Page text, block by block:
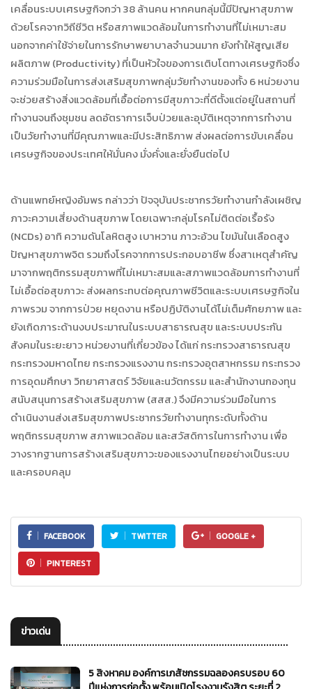
เคลื่อนระบบเศรษฐกิจกว่า 38 ล้านคน หากคนกลุ่มนี้มีปัญหาสุขภาพ
ด้วยโรคจากวิถีชีวิต หรือสภาพแวดล้อมในการทำงานที่ไม่เหมาะสม
นอกจากค่าใช้จ่ายในการรักษาพยาบาลจำนวนมาก ยังทำให้สูญเสีย
ผลิตภาพ (Productivity) ที่เป็นหัวใจของการเติบโตทางเศรษฐกิจซึ่ง
ความร่วมมือในการส่งเสริมสุขภาพกลุ่มวัยทำงานของทั้ง 6 หน่วยงาน
จะช่วยสร้างสิ่งแวดล้อมที่เอื้อต่อการมีสุขภาวะที่ดีตั้งแต่อยู่ในสถานที่
ทำงานจนถึงชุมชน ลดอัตราการเจ็บป่วยและอุบัติเหตุจากการทำงาน
เป็นวัยทำงานที่มีคุณภาพและมีประสิทธิภาพ ส่งผลต่อการขับเคลื่อน
เศรษฐกิจของประเทศให้มั่นคง มั่งคั่งและยั่งยืนต่อไป
ด้านแพทย์หญิงอัมพร กล่าวว่า ปัจจุบันประชากรวัยทำงานกำลังเผชิญ
ภาวะความเสี่ยงด้านสุขภาพ โดยเฉพาะกลุ่มโรคไม่ติดต่อเรื้อรัง
(NCDs) อาทิ ความดันโลหิตสูง เบาหวาน ภาวะอ้วน ไขมันในเลือดสูง
ปัญหาสุขภาพจิต รวมถึงโรคจากการประกอบอาชีพ ซึ่งสาเหตุสำคัญ
มาจากพฤติกรรมสุขภาพที่ไม่เหมาะสมและสภาพแวดล้อมการทำงานที่
ไม่เอื้อต่อสุขภาวะ ส่งผลกระทบต่อคุณภาพชีวิตและระบบเศรษฐกิจใน
ภาพรวม จากการป่วย หยุดงาน หรือปฏิบัติงานได้ไม่เต็มศักยภาพ และ
ยังเกิดภาระด้านงบประมาณในระบบสาธารณสุข และระบบประกัน
สังคมในระยะยาว หน่วยงานที่เกี่ยวข้อง ได้แก่ กระทรวงสาธารณสุข
กระทรวงมหาดไทย กระทรวงแรงงาน กระทรวงอุตสาหกรรม กระทรวง
การอุดมศึกษา วิทยาศาสตร์ วิจัยและนวัตกรรม และสำนักงานกองทุน
สนับสนุนการสร้างเสริมสุขภาพ (สสส.) จึงมีความร่วมมือในการ
ดำเนินงานส่งเสริมสุขภาพประชากรวัยทำงานทุกระดับทั้งด้าน
พฤติกรรมสุขภาพ สภาพแวดล้อม และสวัสดิการในการทำงาน เพื่อ
วางรากฐานการสร้างเสริมสุขภาวะของแรงงานไทยอย่างเป็นระบบ
และครอบคลุม
FACEBOOK TWITTER GOOGLE +
PINTEREST
ข่าวเด่น
5 สิงหาคม องค์การเภสัชกรรมฉลองครบรอบ 60